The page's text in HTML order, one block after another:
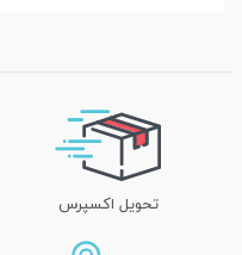
تحویل اکسپرس